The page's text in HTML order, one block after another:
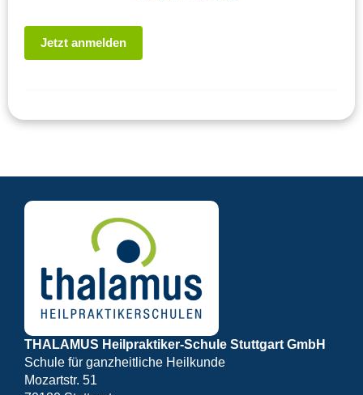
Jetzt anmelden
THALAMUS Heilpraktiker-Schule Stuttgart GmbH
Schule für ganzheitliche Heilkunde
Mozartstr. 51